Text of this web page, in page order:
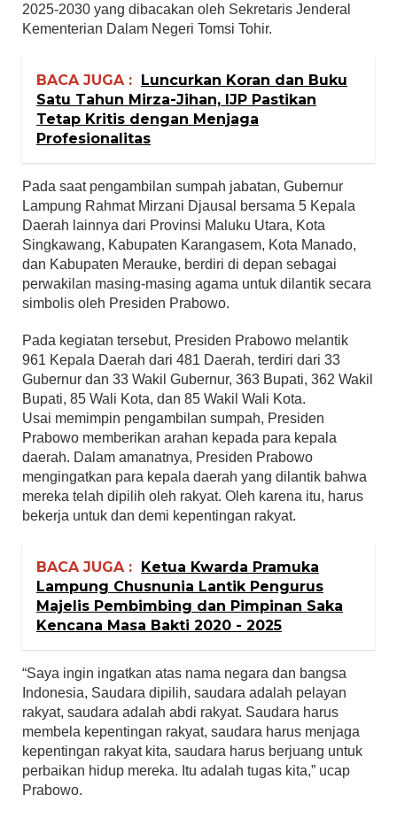
2025-2030 yang dibacakan oleh Sekretaris Jenderal
Kementerian Dalam Negeri Tomsi Tohir.
BACA JUGA : Luncurkan Koran dan Buku
Satu Tahun Mirza-Jihan, IJP Pastikan
Tetap Kritis dengan Menjaga
Profesionalitas
Pada saat pengambilan sumpah jabatan, Gubernur
Lampung Rahmat Mirzani Djausal bersama 5 Kepala
Daerah lainnya dari Provinsi Maluku Utara, Kota
Singkawang, Kabupaten Karangasem, Kota Manado,
dan Kabupaten Merauke, berdiri di depan sebagai
perwakilan masing-masing agama untuk dilantik secara
simbolis oleh Presiden Prabowo.
Pada kegiatan tersebut, Presiden Prabowo melantik
961 Kepala Daerah dari 481 Daerah, terdiri dari 33
Gubernur dan 33 Wakil Gubernur, 363 Bupati, 362 Wakil
Bupati, 85 Wali Kota, dan 85 Wakil Wali Kota.
Usai memimpin pengambilan sumpah, Presiden
Prabowo memberikan arahan kepada para kepala
daerah. Dalam amanatnya, Presiden Prabowo
mengingatkan para kepala daerah yang dilantik bahwa
mereka telah dipilih oleh rakyat. Oleh karena itu, harus
bekerja untuk dan demi kepentingan rakyat.
BACA JUGA : Ketua Kwarda Pramuka
Lampung Chusnunia Lantik Pengurus
Majelis Pembimbing dan Pimpinan Saka
Kencana Masa Bakti 2020 - 2025
“Saya ingin ingatkan atas nama negara dan bangsa
Indonesia, Saudara dipilih, saudara adalah pelayan
rakyat, saudara adalah abdi rakyat. Saudara harus
membela kepentingan rakyat, saudara harus menjaga
kepentingan rakyat kita, saudara harus berjuang untuk
perbaikan hidup mereka. Itu adalah tugas kita,” ucap
Prabowo.